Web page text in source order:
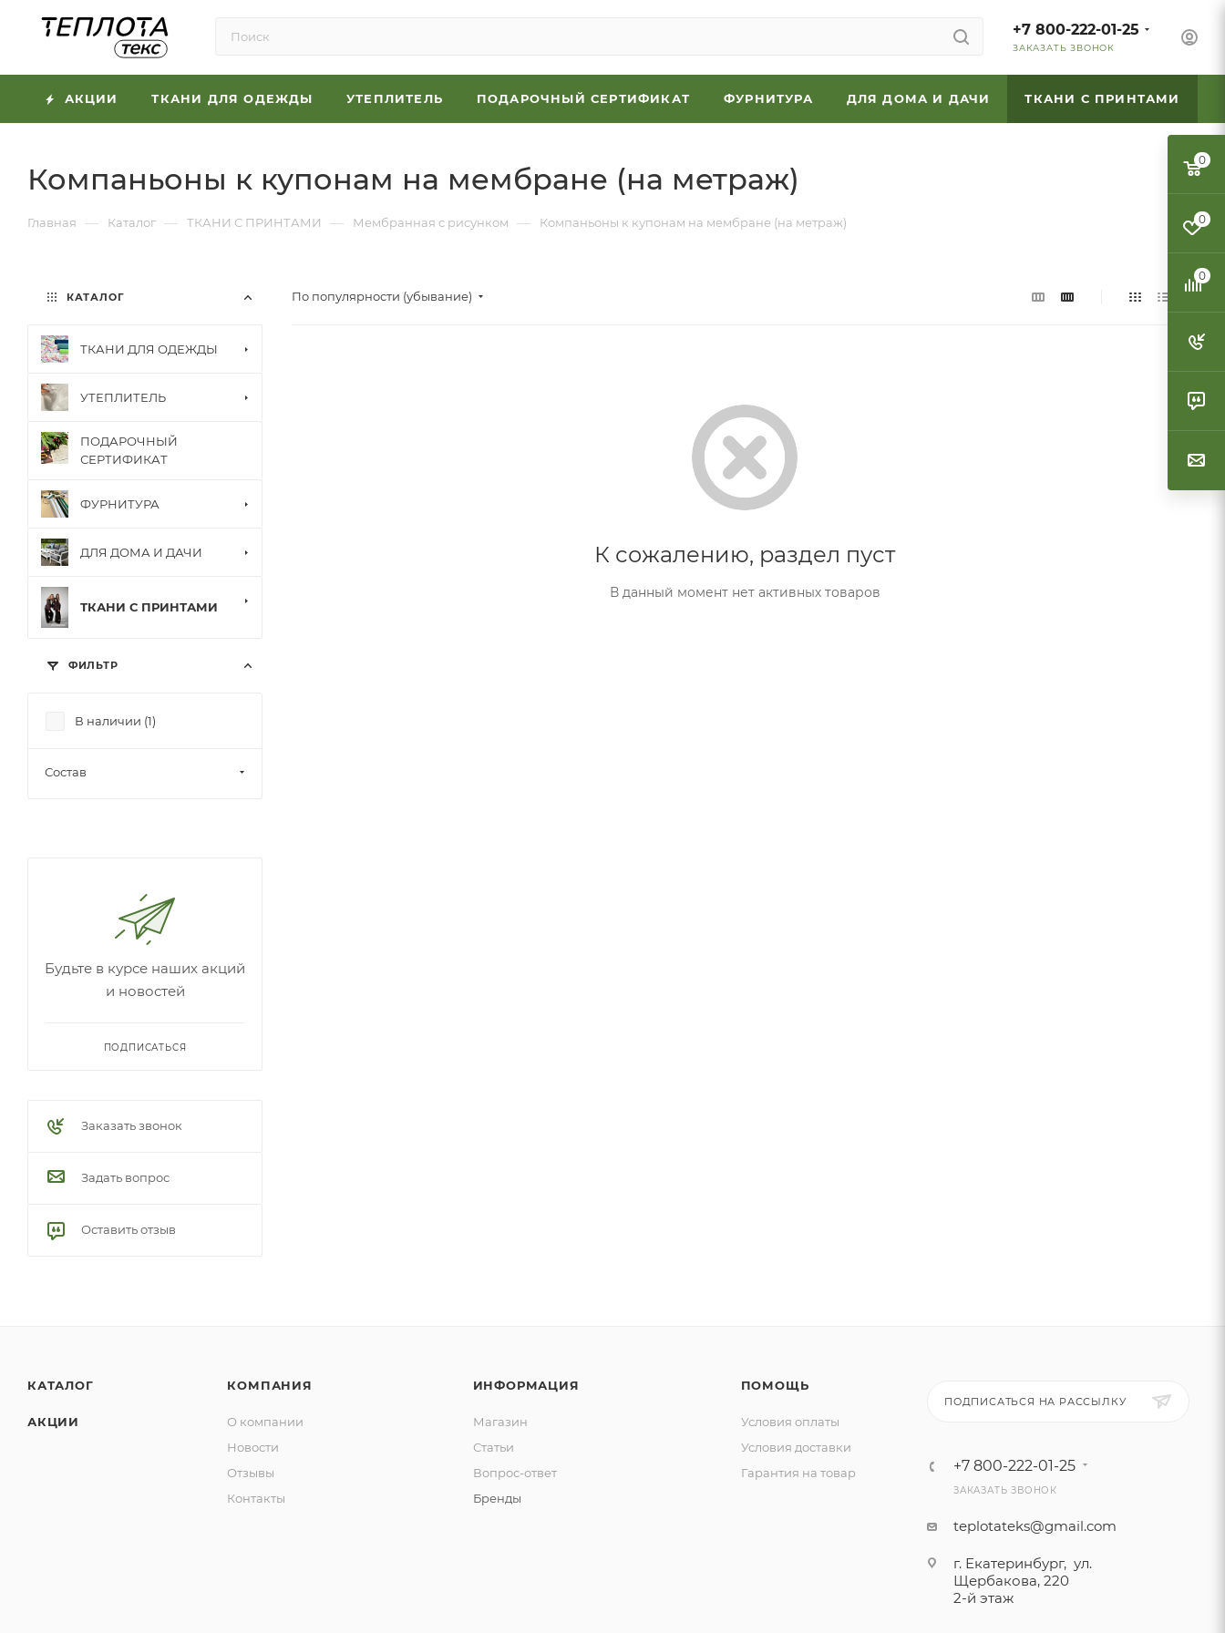
+7 800-222-01-25
ЗАКАЗАТЬ ЗВОНОК
АКЦИИ ТКАНИ ДЛЯ ОДЕЖДЫ УТЕПЛИТЕЛЬ ПОДАРОЧНЫЙ СЕРТИФИКАТ ФУРНИТУРА ДЛЯ ДОМА И ДАЧИ ТКАНИ С ПРИНТАМИ
Компаньоны к купонам на мембране (на метраж)
Главная — Каталог — ТКАНИ С ПРИНТАМИ — Мембранная с рисунком — Компаньоны к купонам на мембране (на метраж)
По популярности (убывание)
К сожалению, раздел пуст
В данный момент нет активных товаров
КАТАЛОГ
ТКАНИ ДЛЯ ОДЕЖДЫ
УТЕПЛИТЕЛЬ
ПОДАРОЧНЫЙ
СЕРТИФИКАТ
ФУРНИТУРА
ДЛЯ ДОМА И ДАЧИ
ТКАНИ С ПРИНТАМИ
ФИЛЬТР
В наличии (1)
Состав
Будьте в курсе наших акций
и новостей
ПОДПИСАТЬСЯ
Заказать звонок
Задать вопрос
Оставить отзыв
КАТАЛОГ
АКЦИИ
КОМПАНИЯ
О компании
Новости
Отзывы
Контакты
ИНФОРМАЦИЯ
Магазин
Статьи
Вопрос-ответ
Бренды
ПОМОЩЬ
Условия оплаты
Условия доставки
Гарантия на товар
ПОДПИСАТЬСЯ НА РАССЫЛКУ
+7 800-222-01-25
ЗАКАЗАТЬ ЗВОНОК
teplotateks@gmail.com
г. Екатеринбург, ул.
Щербакова, 220
2-й этаж
0
0
0